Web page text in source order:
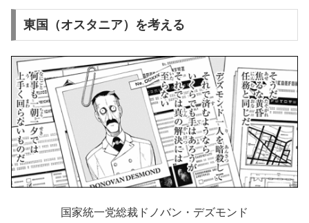
東国（オスタニア）を考える
国家統一党総裁ドノバン・デズモンド